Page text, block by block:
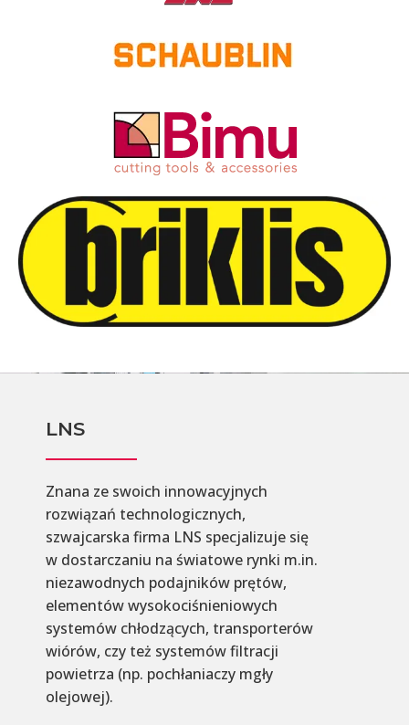
LNS
Znana ze swoich innowacyjnych
rozwiązań technologicznych,
szwajcarska firma LNS specjalizuje się
w dostarczaniu na światowe rynki m.in.
niezawodnych podajników prętów,
elementów wysokociśnieniowych
systemów chłodzących, transporterów
wiórów, czy też systemów filtracji
powietrza (np. pochłaniaczy mgły
olejowej).